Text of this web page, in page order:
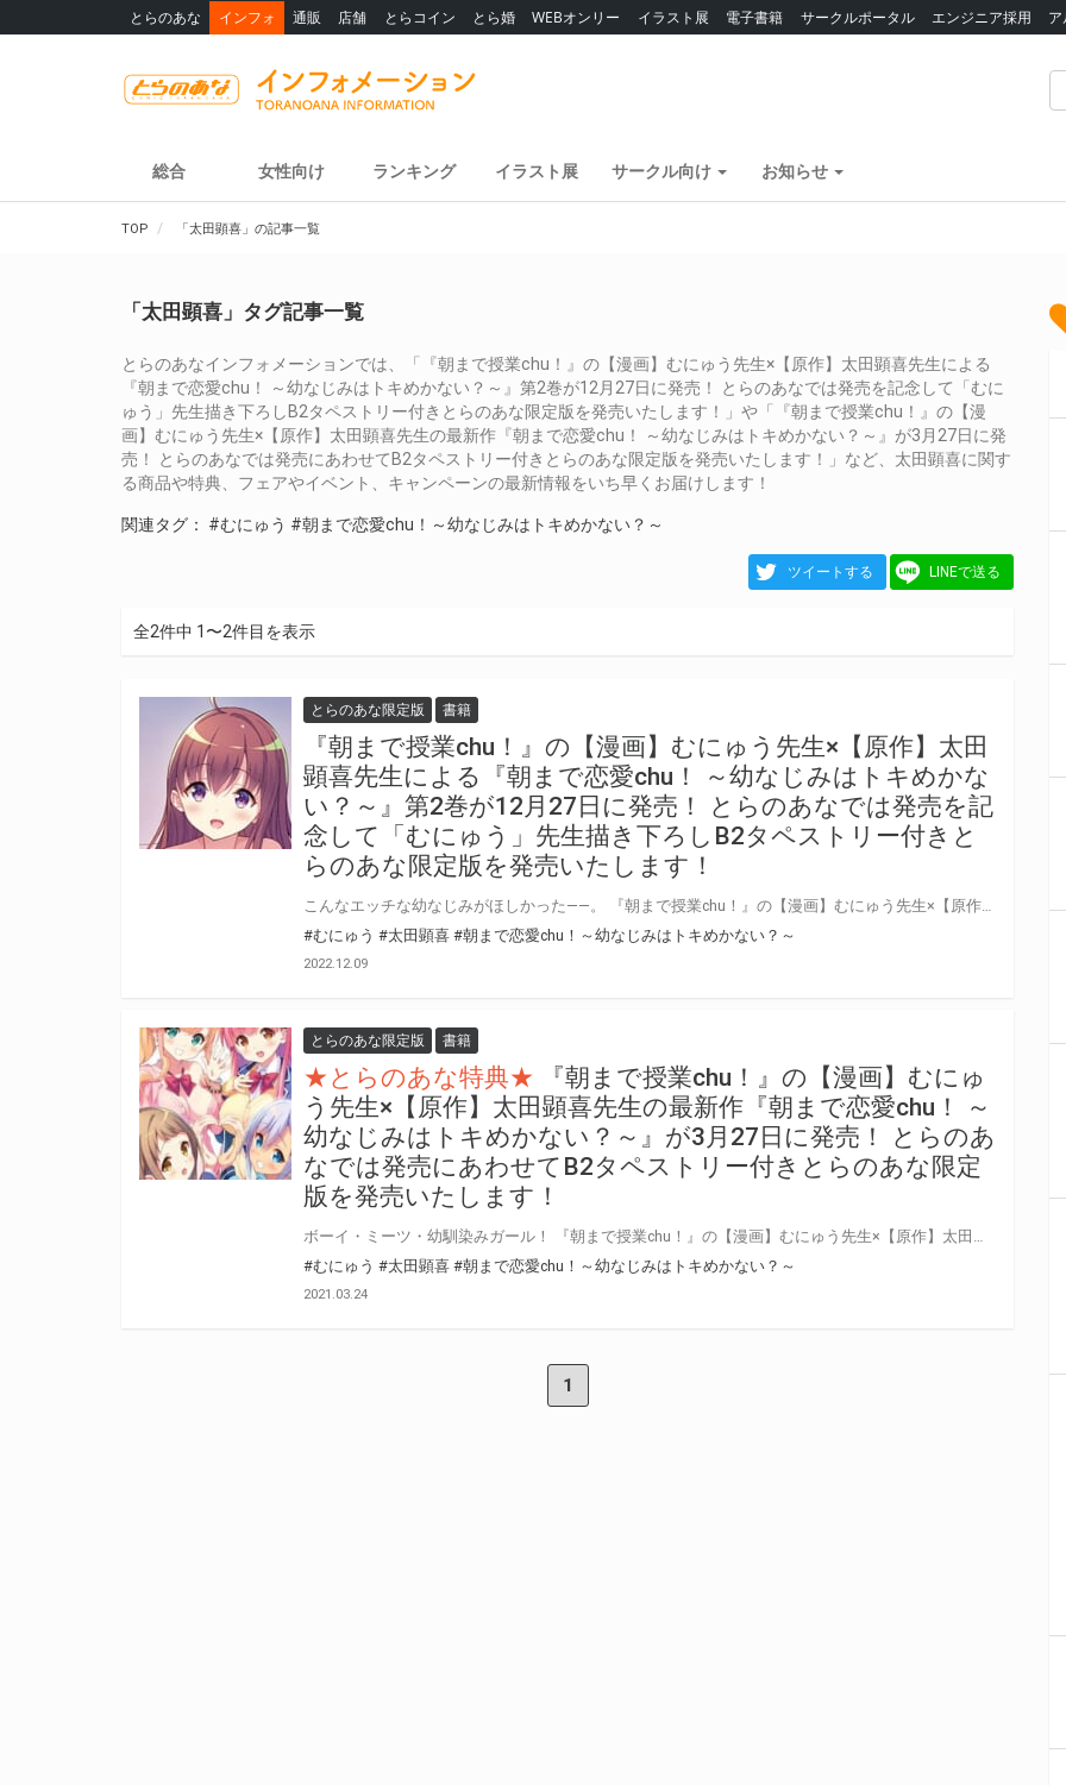
とらのあな インフォ 通販 店舗 とらコイン とら婚 WEBオンリー イラスト展 電子書籍 サークルポータル エンジニア採用
総合 女性向け ランキング イラスト展 サークル向け お知らせ
TOP 「太田顕喜」の記事一覧
「太田顕喜」タグ記事一覧
とらのあなインフォメーションでは、「『朝まで授業chu！』の【漫画】むにゅう先生×【原作】太田顕喜先生による
『朝まで恋愛chu！ ～幼なじみはトキめかない？～』第2巻が12月27日に発売！ とらのあなでは発売を記念して「むに
ゅう」先生描き下ろしB2タペストリー付きとらのあな限定版を発売いたします！」や「『朝まで授業chu！』の【漫
画】むにゅう先生×【原作】太田顕喜先生の最新作『朝まで恋愛chu！ ～幼なじみはトキめかない？～』が3月27日に発
売！ とらのあなでは発売にあわせてB2タペストリー付きとらのあな限定版を発売いたします！」など、太田顕喜に関す
る商品や特典、フェアやイベント、キャンペーンの最新情報をいち早くお届けします！
関連タグ： #むにゅう #朝まで恋愛chu！～幼なじみはトキめかない？～
ツイートする LINEで送る
全2件中 1〜2件目を表示
とらのあな限定版 書籍
『朝まで授業chu！』の【漫画】むにゅう先生×【原作】太田
顕喜先生による『朝まで恋愛chu！ ～幼なじみはトキめかな
い？～』第2巻が12月27日に発売！ とらのあなでは発売を記
念して「むにゅう」先生描き下ろしB2タペストリー付きと
らのあな限定版を発売いたします！
#むにゅう #太田顕喜 #朝まで恋愛chu！～幼なじみはトキめかない？～
2022.12.09
とらのあな限定版 書籍
★とらのあな特典★
『朝まで授業chu！』の【漫画】むにゅ
う先生×【原作】太田顕喜先生の最新作『朝まで恋愛chu！ ～
幼なじみはトキめかない？～』が3月27日に発売！ とらのあ
なでは発売にあわせてB2タペストリー付きとらのあな限定
版を発売いたします！
#むにゅう #太田顕喜 #朝まで恋愛chu！～幼なじみはトキめかない？～
2021.03.24
1